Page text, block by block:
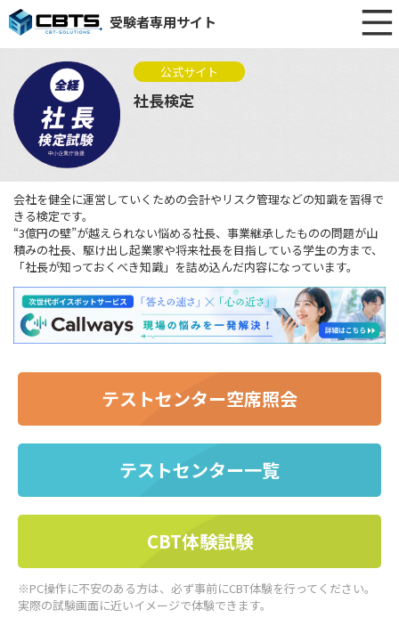
受験者専用サイト
公式サイト
社長検定
会社を健全に運営していくための会計やリスク管理などの知識を習得で
きる検定です。
“3億円の壁”が越えられない悩める社長、事業継承したものの問題が山
積みの社長、駆け出し起業家や将来社長を目指している学生の方まで、
「社長が知っておくべき知識」を詰め込んだ内容になっています。
テストセンター空席照会
テストセンター一覧
CBT体験試験
※PC操作に不安のある方は、必ず事前にCBT体験を行ってください。
実際の試験画面に近いイメージで体験できます。